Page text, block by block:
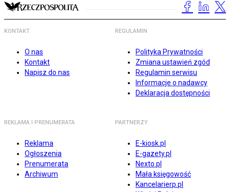
KONTAKT
O nas
Kontakt
Napisz do nas
REGULAMIN
Polityka Prywatności
Zmiana ustawień zgód
Regulamin serwisu
Informacje o nadawcy
Deklaracja dostępności
REKLAMA I PRENUMERATA
Reklama
Ogłoszenia
Prenumerata
Archiwum
PARTNERZY
E-kiosk.pl
E-gazety.pl
Nexto.pl
Mała księgowość
Kancelarierp.pl